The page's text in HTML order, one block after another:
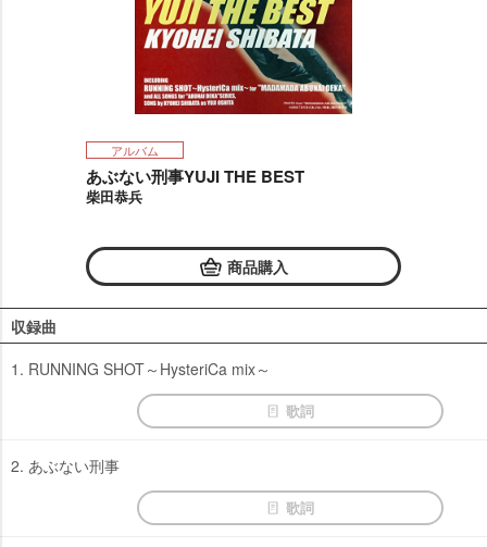
アルバム
あぶない刑事YUJI THE BEST
柴田恭兵
商品購入
収録曲
1. RUNNING SHOT～HysteriCa mix～
歌詞
2. あぶない刑事
歌詞